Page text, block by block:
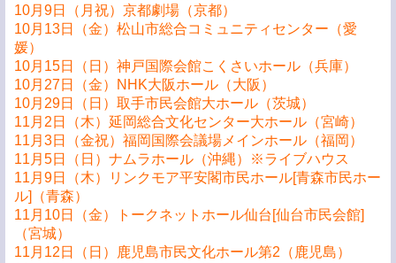
10月9日（月祝）京都劇場（京都）
10月13日（金）松山市総合コミュニティセンター（愛
媛）
10月15日（日）神戸国際会館こくさいホール（兵庫）
10月27日（金）NHK大阪ホール（大阪）
10月29日（日）取手市民会館大ホール（茨城）
11月2日（木）延岡総合文化センター大ホール（宮崎）
11月3日（金祝）福岡国際会議場メインホール（福岡）
11月5日（日）ナムラホール（沖縄）※ライブハウス
11月9日（木）リンクモア平安閣市民ホール[青森市民ホー
ル]（青森）
11月10日（金）トークネットホール仙台[仙台市民会館]
（宮城）
11月12日（日）鹿児島市民文化ホール第2（鹿児島）